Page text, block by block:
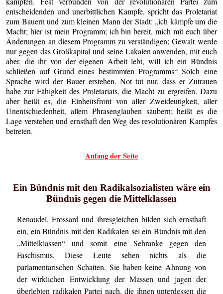
entscheidenden und unerbittlichen Kampfe, spricht das Proletariat
zum Bauern und zum kleinen Mann der Stadt: „ich kämpfe um die
Macht; hier ist mein Programm; ich bin bereit, mich mit euch über
Änderungen an diesem Programm zu verständigen; Gewalt werde
nur gegen das Großkapital und seine Lakaien anwenden, mit euch
aber, die ihr von der eigenen Arbeit lebt, will ich ein Bündnis
schließen auf Grund eines bestimmten Programms“ Solch eine
Sprache wird der Bauer erstehen. Not tut nur, dass er Zutrauen
habe zur Fähigkeit des Proletariats, die Macht zu ergreifen. Dazu
aber heißt es, die Einheitsfront von aller Zweideutigkeit, aller
Unentschiedenheit, allem Phrasenglauben säubern; heißt es die
Lage verstehen und ernsthaft den Weg des revolutionären Kampfes
betreten.
Anfang der Seite
Ein Bündnis mit den Radikalsozialisten wäre ein
Bündnis gegen die Mittelklassen
Renaudel, Frossard und ihresgleichen bilden sich ernsthaft
ein, ein Bündnis mit den Radikalen sei ein Bündnis mit den
„Mittelklassen“ und somit eine Sehranke gegen den
Faschismus. Diese Leute sehen nichts als die
parlamentarischen Schatten. Sie haben keine Ahnung von
der wirklichen Entwicklung der Massen und jagen der
überlebten radikalen Partei nach, die ihnen unterdessen die